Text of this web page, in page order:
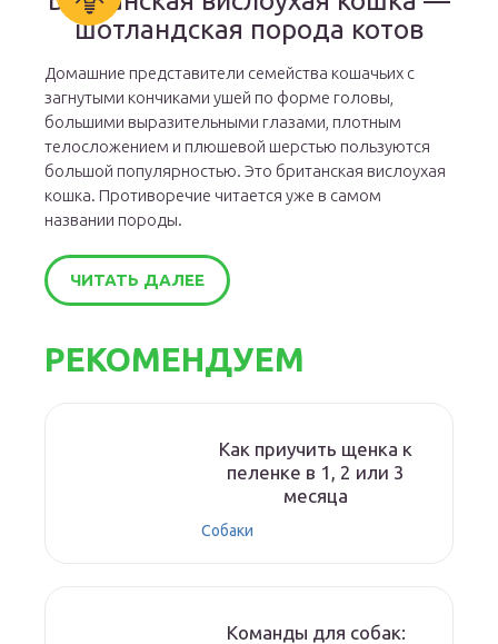
шотландская порода котов
Домашние представители семейства кошачьих с
загнутыми кончиками ушей по форме головы,
большими выразительными глазами, плотным
телосложением и плюшевой шерстью пользуются
большой популярностью. Это британская вислоухая
кошка. Противоречие читается уже в самом
названии породы.
ЧИТАТЬ ДАЛЕЕ
РЕКОМЕНДУЕМ
Как приучить щенка к
пеленке в 1, 2 или 3
месяца
Собаки
Команды для собак: